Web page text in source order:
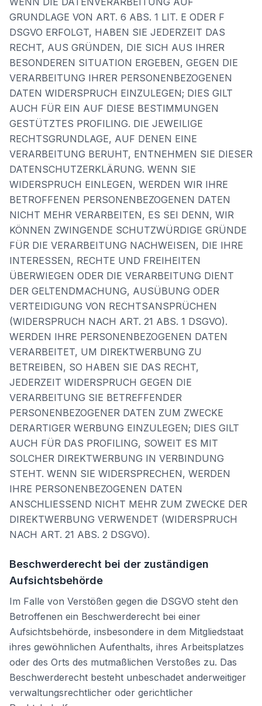
GRUNDLAGE VON ART. 6 ABS. 1 LIT. E ODER F
DSGVO ERFOLGT, HABEN SIE JEDERZEIT DAS
RECHT, AUS GRÜNDEN, DIE SICH AUS IHRER
BESONDEREN SITUATION ERGEBEN, GEGEN DIE
VERARBEITUNG IHRER PERSONENBEZOGENEN
DATEN WIDERSPRUCH EINZULEGEN; DIES GILT
AUCH FÜR EIN AUF DIESE BESTIMMUNGEN
GESTÜTZTES PROFILING. DIE JEWEILIGE
RECHTSGRUNDLAGE, AUF DENEN EINE
VERARBEITUNG BERUHT, ENTNEHMEN SIE DIESER
DATENSCHUTZERKLÄRUNG. WENN SIE
WIDERSPRUCH EINLEGEN, WERDEN WIR IHRE
BETROFFENEN PERSONENBEZOGENEN DATEN
NICHT MEHR VERARBEITEN, ES SEI DENN, WIR
KÖNNEN ZWINGENDE SCHUTZWÜRDIGE GRÜNDE
FÜR DIE VERARBEITUNG NACHWEISEN, DIE IHRE
INTERESSEN, RECHTE UND FREIHEITEN
ÜBERWIEGEN ODER DIE VERARBEITUNG DIENT
DER GELTENDMACHUNG, AUSÜBUNG ODER
VERTEIDIGUNG VON RECHTSANSPRÜCHEN
(WIDERSPRUCH NACH ART. 21 ABS. 1 DSGVO).
WERDEN IHRE PERSONENBEZOGENEN DATEN
VERARBEITET, UM DIREKTWERBUNG ZU
BETREIBEN, SO HABEN SIE DAS RECHT,
JEDERZEIT WIDERSPRUCH GEGEN DIE
VERARBEITUNG SIE BETREFFENDER
PERSONENBEZOGENER DATEN ZUM ZWECKE
DERARTIGER WERBUNG EINZULEGEN; DIES GILT
AUCH FÜR DAS PROFILING, SOWEIT ES MIT
SOLCHER DIREKTWERBUNG IN VERBINDUNG
STEHT. WENN SIE WIDERSPRECHEN, WERDEN
IHRE PERSONENBEZOGENEN DATEN
ANSCHLIESSEND NICHT MEHR ZUM ZWECKE DER
DIREKTWERBUNG VERWENDET (WIDERSPRUCH
NACH ART. 21 ABS. 2 DSGVO).
Beschwerderecht bei der zuständigen
Aufsichtsbehörde
Im Falle von Verstößen gegen die DSGVO steht den
Betroffenen ein Beschwerderecht bei einer
Aufsichtsbehörde, insbesondere in dem Mitgliedstaat
ihres gewöhnlichen Aufenthalts, ihres Arbeitsplatzes
oder des Orts des mutmaßlichen Verstoßes zu. Das
Beschwerderecht besteht unbeschadet anderweitiger
verwaltungsrechtlicher oder gerichtlicher